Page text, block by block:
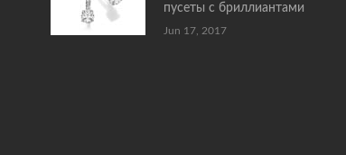
пусеты с бриллиантами
Jun 17, 2017